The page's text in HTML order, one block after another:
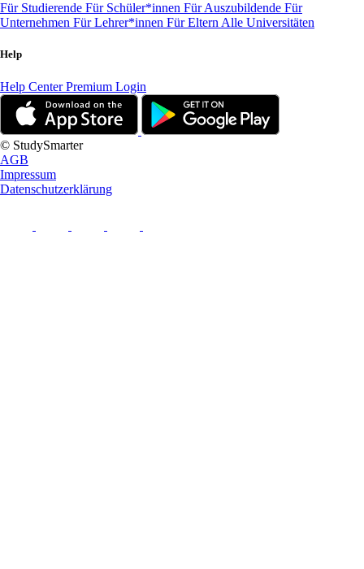
Für Studierende Für Schüler*innen Für Auszubildende Für
Unternehmen Für Lehrer*innen Für Eltern Alle Universitäten
Help
Help CenterPremium Login
© StudySmarter
AGB
Impressum
Datenschutzerklärung